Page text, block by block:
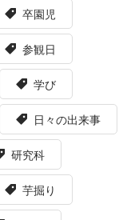
卒園児
参観日
学び
日々の出来事
研究科
芋掘り